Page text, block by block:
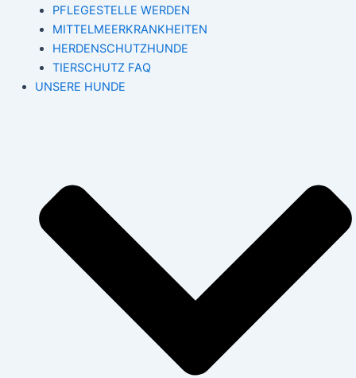
PFLEGESTELLE WERDEN
MITTELMEERKRANKHEITEN
HERDENSCHUTZHUNDE
TIERSCHUTZ FAQ
UNSERE HUNDE